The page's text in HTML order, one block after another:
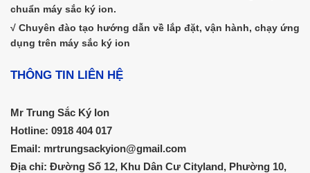
chuẩn máy sắc ký ion.
√ Chuyên đào tạo hướng dẫn về lắp đặt, vận hành, chạy ứng
dụng trên máy sắc ký ion
THÔNG TIN LIÊN HỆ
Mr Trung Sắc Ký Ion
Hotline: 0918 404 017
Email: mrtrungsackyion@gmail.com
Địa chỉ: Đường Số 12, Khu Dân Cư Cityland, Phường 10,